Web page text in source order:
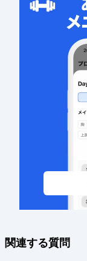
関連する質問